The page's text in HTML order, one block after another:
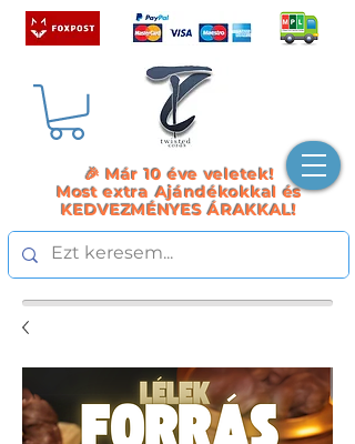
🎉 Már 10 éve veletek!
Most extra Ajándékokkal és
KEDVEZMÉNYES ÁRAKKAL!